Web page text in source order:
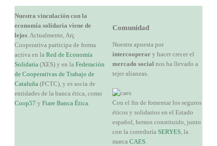
Nuestra vinculación con la
economía solidaria viene de
lejos . Actualmente, Arç
Cooperativa participa de forma
activa en la Red de Economía
Solidaria (XES) y en la Federación
de Cooperativas de Trabajo de
Cataluña (FCTC), y es socia de
entidades de la banca ética, como
Coop57 y Fiare Banca Ética
Comunidad
Nuestra apuesta por
intercooperary hacer crecer el
mercado social nos ha llevado a
tejer alianzas.
Con el fin de fomentar los seguros
éticos y solidarios en el Estado
español, hemos constituido, junto
con la correduría SERYES, la
marca CAES.